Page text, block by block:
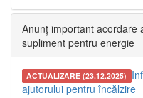
Anunț important acordare
supliment pentru energie
ACTUALIZARE (23.12.2025)
ajutorului pentru încălzire